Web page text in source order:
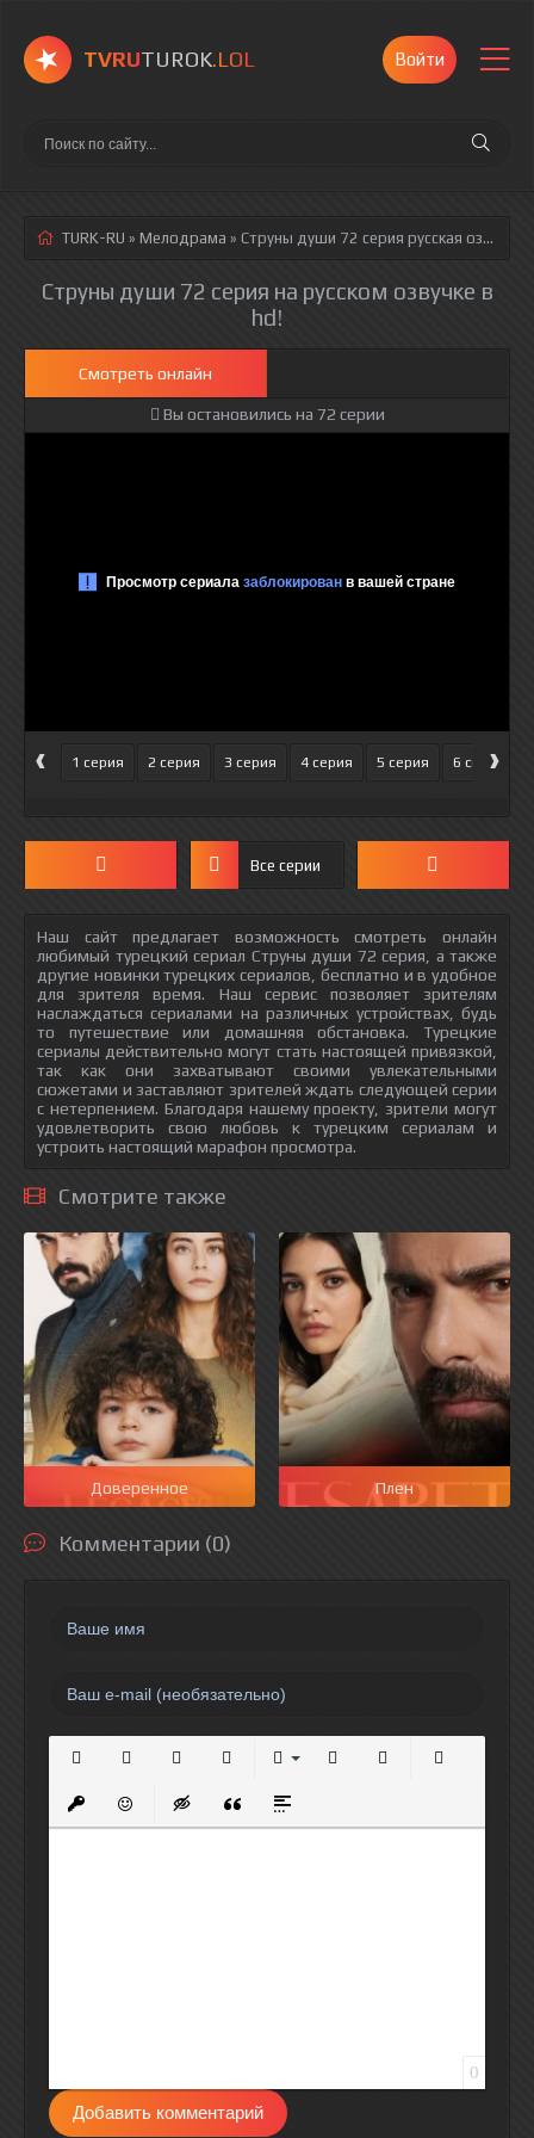
TVRUTUROK.LOL Войти
TURK-RU » Мелодрама » Струны души 72 серия русская озвучка полностью смотреть онлайн!
Струны души 72 серия на русском озвучке в
hd!
Смотреть онлайн
Вы остановились на 72 серии
‹ 1 серия 2 серия 3 серия 4 серия 5 серия 6 серия
›
Все серии
Наш сайт предлагает возможность смотреть онлайн
любимый турецкий сериал Струны души 72 серия, а также
другие новинки турецких сериалов, бесплатно и в удобное
для зрителя время. Наш сервис позволяет зрителям
наслаждаться сериалами на различных устройствах, будь
то путешествие или домашняя обстановка. Турецкие
сериалы действительно могут стать настоящей привязкой,
так как они захватывают своими увлекательными
сюжетами и заставляют зрителей ждать следующей серии
с нетерпением. Благодаря нашему проекту, зрители могут
удовлетворить свою любовь к турецким сериалам и
устроить настоящий марафон просмотра.
Смотрите также
Доверенное Плен
Комментарии (0)
Вставить защищенную ссылку
Вставить смайлик
Вставка скрытого текста
Вставка цитаты
Вставка спойлера
0
Добавить комментарий